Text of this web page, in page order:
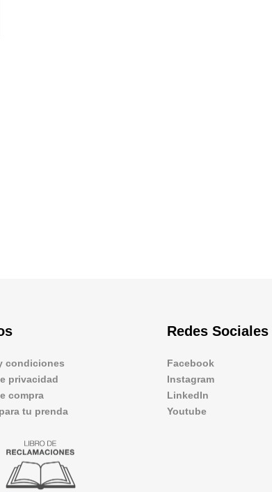
condiciones
privacidad
compra
tu prenda
Redes Sociales
Facebook
Instagram
LinkedIn
Youtube